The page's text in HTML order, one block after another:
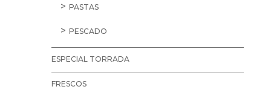
PASTAS
PESCADO
ESPECIAL TORRADA
FRESCOS